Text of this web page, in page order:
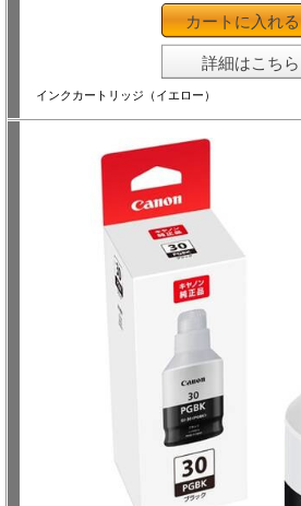
カートに入れる
詳細はこちら
インクカートリッジ（イエロー）